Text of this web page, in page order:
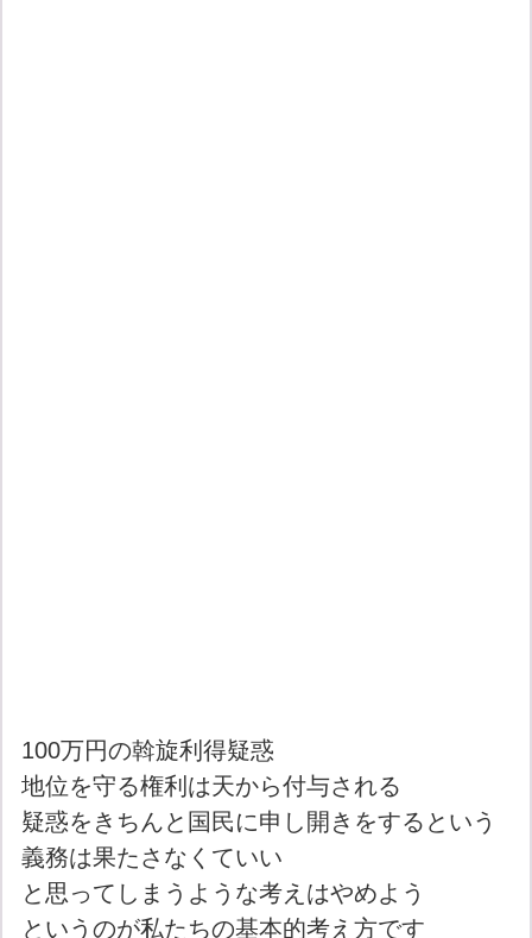
100万円の斡旋利得疑惑
地位を守る権利は天から付与される
疑惑をきちんと国民に申し開きをするという
義務は果たさなくていい
と思ってしまうような考えはやめよう
というのが私たちの基本的考え方です